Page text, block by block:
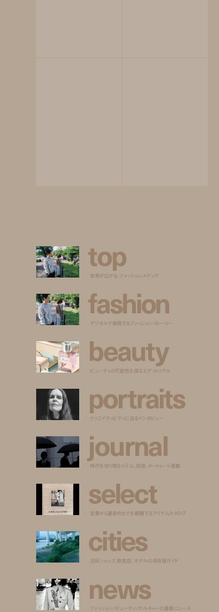
top
世界が広がる、ファッションメディア
fashion
デジタルで表現するファッションストーリー
beauty
ビューティの可能性を探るエディトリアル
portraits
クリエイティビティに迫るインタビュー
journal
時代を切り取るコラム、対談、ポートレート連載
select
定番から最新作までを網羅するアイテムカタログ
cities
注目ショップ、飲食店、ホテルの保存版ガイド
news
ファッション/ビューティ/カルチャーの最新ニュース